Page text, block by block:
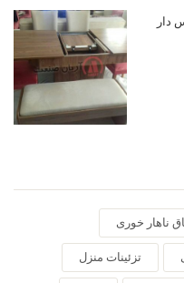
دار
ناهار خوری
تزئینات منزل